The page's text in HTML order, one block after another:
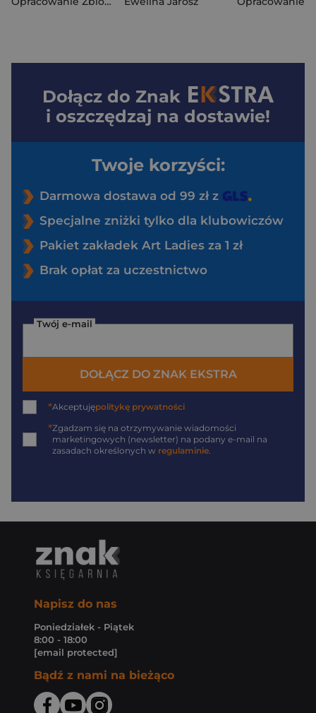
Dołącz do Znak
i oszczędzaj na dostawie!
Twoje korzyści:
Darmowa dostawa od 99 zł z
Specjalne zniżki tylko dla klubowiczów
Pakiet zakładek Art Ladies za 1 zł
Brak opłat za uczestnictwo
Twój e-mail
DOŁĄCZ DO ZNAK EKSTRA
*Akceptujępolitykę prywatności
*Zgadzam się na otrzymywanie wiadomości
marketingowych (newsletter) na podany e-mail na
zasadach określonych w regulaminie
Napisz do nas
Poniedziałek - Piątek
8:00 - 18:00
[email protected]
Bądź z nami na bieżąco